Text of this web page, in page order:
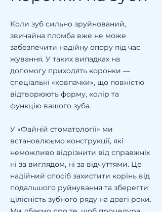
Коли зуб сильно зруйнований,
звичайна пломба вже не може
забезпечити надійну опору під час
жування. У таких випадках на
допомогу приходять коронки —
спеціальні «ковпачки», що повністю
відтворюють форму, колір та
функцію вашого зуба.
У «Файній стоматології» ми
встановлюємо конструкції, які
неможливо відрізнити від справжніх
ні за виглядом, ні за відчуттями. Це
надійний спосіб захистити корінь від
подальшого руйнування та зберегти
цілісність зубного ряду на довгі роки.